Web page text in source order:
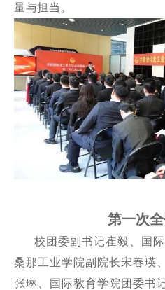
量与担当。
第一次
校团委副书记崔毅、国
桑那工业学院副院长宋春瑛
张琳、国际教育学院团委书